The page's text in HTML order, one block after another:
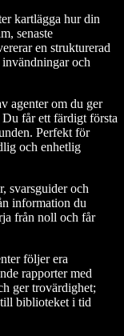
kartlägga hur din
senaste
en strukturerad
och
agenter om du ger
får ett färdigt första
Perfekt för
och enhetlig
svarsguider och
information du
från noll och får
följer era
rapporter med
ger trovärdighet;
biblioteket i tid